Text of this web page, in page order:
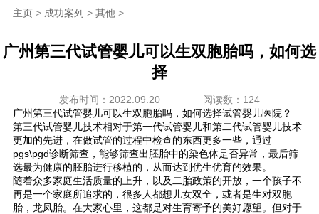
新闻资讯
走进坤和
联系我们
主页> 成功案列 > 其他>
广州第三代试管婴儿可以生双胞胎吗，如何选
择
发布时间：2022.09.20
阅读数：124
广州第三代试管婴儿可以生双胞胎吗，如何选择试管婴儿医院？
第三代试管婴儿技术相对于第一代试管婴儿和第二代试管婴儿技术
更加的先进，在做试管的过程中检查的东西更多一些，通过
pgs\pgd诊断筛查，能够筛查出胚胎中的染色体是否异常，最后筛
选最为健康的胚胎进行移植的，从而达到优生优育的效果。
随着众多家庭生活质量的上升，以及二胎政策的开放，一个孩子不
再是一个家庭所追求的，很多人都想儿女双全，或者是生对双胞
胎，龙凤胎。在大家心里，这都是对生育寄予的美好愿望。但对于